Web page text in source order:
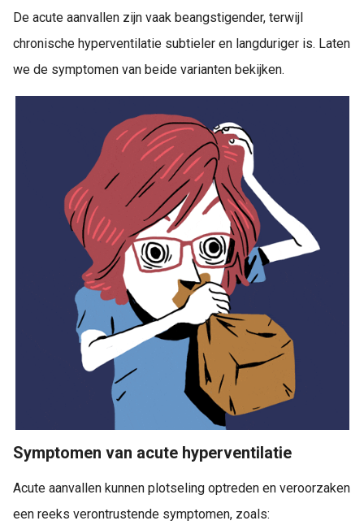
De acute aanvallen zijn vaak beangstigender, terwijl
chronische hyperventilatie subtieler en langduriger is. Laten
we de symptomen van beide varianten bekijken.
Symptomen van acute hyperventilatie
Acute aanvallen kunnen plotseling optreden en veroorzaken
een reeks verontrustende symptomen, zoals: